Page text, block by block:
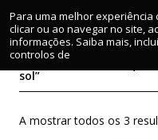
Para uma melhor experiência
clicar ou ao navegar no site,
informações. Saiba mais,
controlos de
sol”
A mostrar todos os 3